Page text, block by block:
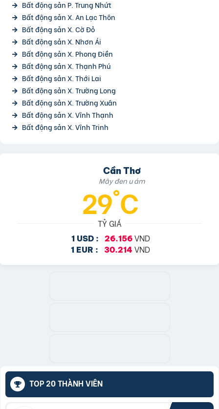
Bất động sản P. Trung Nhứt
Bất động sản X. An Lạc Thôn
Bất động sản X. Cờ Đỏ
Bất động sản X. Nhơn Ái
Bất động sản X. Phong Điền
Bất động sản X. Thạnh Phú
Bất động sản X. Thới Lai
Bất động sản X. Trường Long
Bất động sản X. Trường Xuân
Bất động sản X. Vĩnh Thạnh
Bất động sản X. Vĩnh Trinh
Cần Thơ
Mây đen u ám
29°C
TỶ GIÁ
1 USD : 26.156VND
1 EUR : 30.214 VND
TOP 20 THÀNH VIÊN